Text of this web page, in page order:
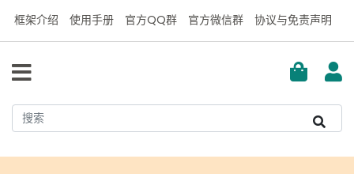
框架介绍 使用手册 官方QQ群 官方微信群 协议与免责声明